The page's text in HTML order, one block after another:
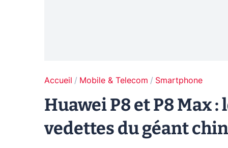
Accueil Mobile & Telecom Smartphone
Huawei P8 et P8 Max
vedettes du géant